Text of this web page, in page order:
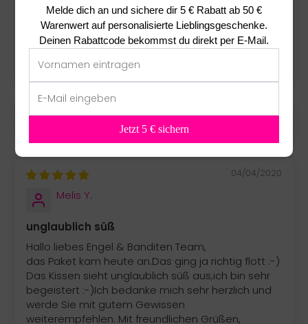
0
0
04/04/2020
Melis Y.
unglaublich süß
Hallo liebes Engel & Banditen Team,
das Paket kam heute an.Das ging ja richtig flott :-)
Das Kissen sieht unglaublich süß aus,ich bin sehr
begeistert :-)Ich bedanke mich sehr herzlich und
werde Sie mit gutem Gewissen
weiterempfehlen. Mit freundlichen Grüßen,
Melde dich an und sichere dir 5 € Rabatt ab 50 €
Warenwert auf personalisierte Lieblingsgeschenke.
Deinen Rabattcode bekommst du direkt per E-Mail.
Jetzt 5 € sichern